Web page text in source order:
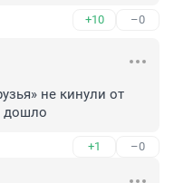
+10 –0
не кинули от
дошло
+1 –0